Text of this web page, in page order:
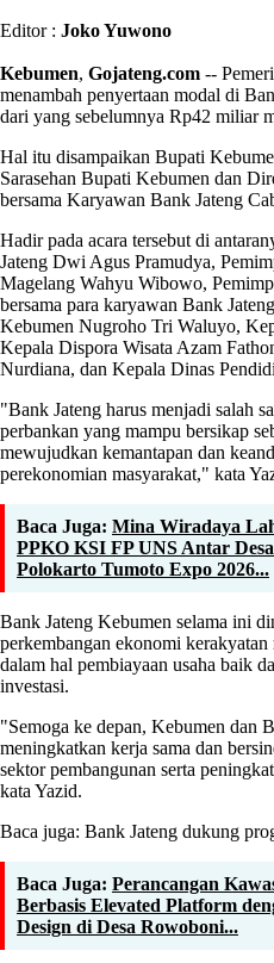
Editor : Joko Yuwono
Kebumen, Gojateng.com --
menambah penyertaan modal di
dari yang sebelumnya Rp42 miliar
Hal itu disampaikan Bupati
Sarasehan Bupati Kebumen dan
bersama Karyawan Bank Jateng
Hadir pada acara tersebut di
Jateng Dwi Agus Pramudya,
Magelang Wahyu Wibowo,
bersama para karyawan Bank
Kebumen Nugroho Tri Waluyo,
Kepala Dispora Wisata Azam
Nurdiana, dan Kepala Dinas
"Bank Jateng harus menjadi salah
perbankan yang mampu bersikap
mewujudkan kemantapan dan
perekonomian masyarakat," kata
Baca Juga: Mina Wiradaya
PPKO KSI FP UNS Antar
Polokarto Tumoto Expo 2026...
Bank Jateng Kebumen selama ini
perkembangan ekonomi
dalam hal pembiayaan usaha baik
investasi.
"Semoga ke depan, Kebumen dan
meningkatkan kerja sama dan
sektor pembangunan serta
kata Yazid.
Baca juga: Bank Jateng dukung
Baca Juga: Perancangan
Berbasis Elevated Platform
Design di Desa Rowoboni...